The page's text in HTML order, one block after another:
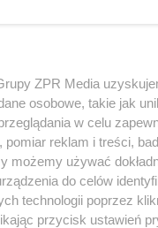
ZPR Media
osobowe, takie jak
w celu
reklam i treści,
możemy używać
do celów
technologii poprzez
przycisk ustawień